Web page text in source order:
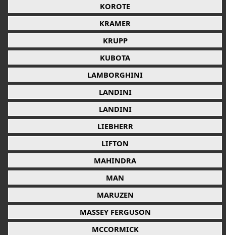
KOROTE
KRAMER
KRUPP
KUBOTA
LAMBORGHINI
LANDINI
LANDINI
LIEBHERR
LIFTON
MAHINDRA
MAN
MARUZEN
MASSEY FERGUSON
MCCORMICK